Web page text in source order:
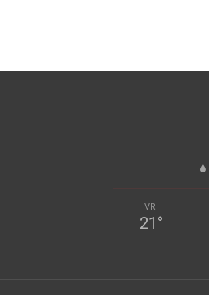
VR
21 °